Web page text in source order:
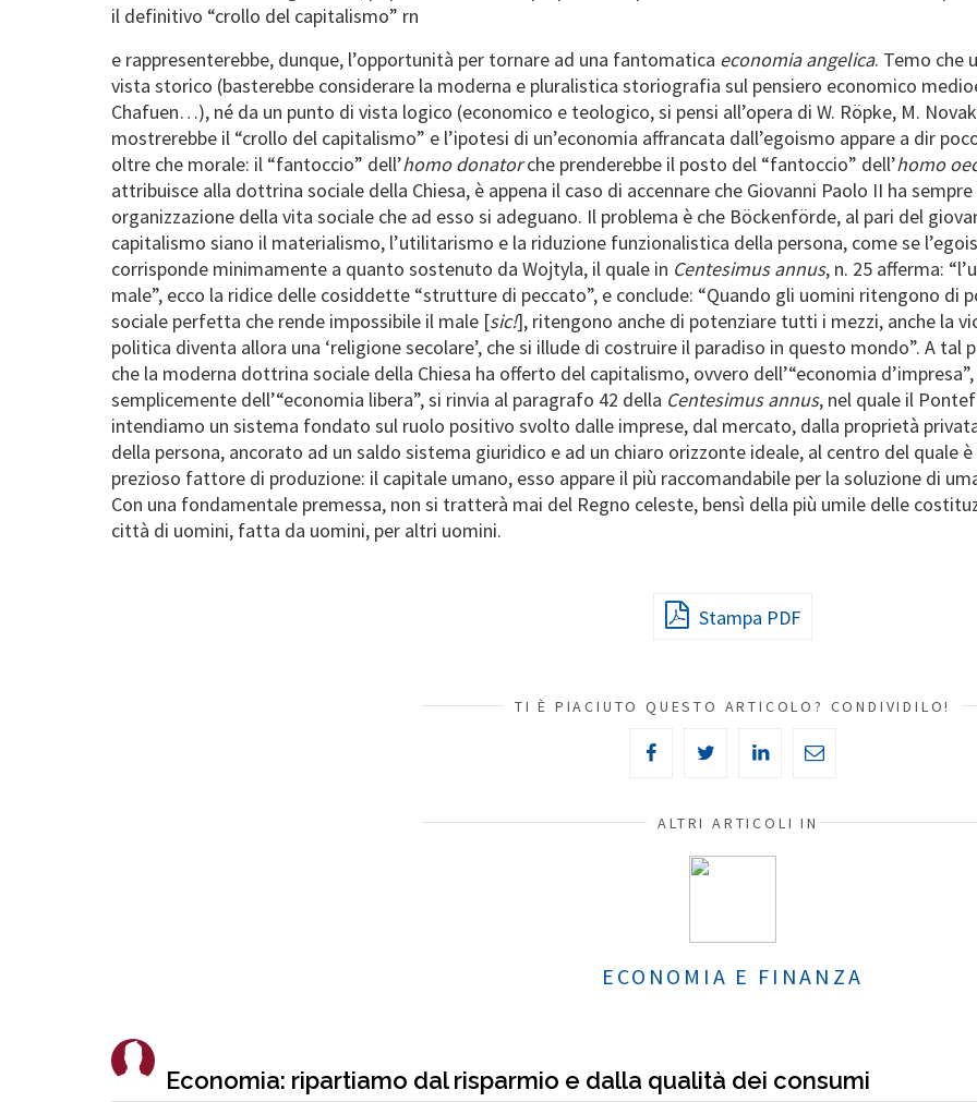
il definitivo “crollo del capitalismo” rn
e rappresenterebbe, dunque, l’opportunità per tornare ad una fantomatica economia angelica. Temo che
vista storico (basterebbe considerare la moderna e pluralistica storiografia sul pensiero economico
Chafuen…), né da un punto di vista logico (economico e teologico, si pensi all’opera di W. Röpke, M.
mostrerebbe il “crollo del capitalismo” e l’ipotesi di un’economia affrancata dall’egoismo appare a dir
oltre che morale: il “fantoccio” dell’homo donatorche prenderebbe il posto del “fantoccio” dell’homo
attribuisce alla dottrina sociale della Chiesa, è appena il caso di accennare che Giovanni Paolo II ha
organizzazione della vita sociale che ad esso si adeguano. Il problema è che Böckenförde, al pari del
capitalismo siano il materialismo, l’utilitarismo e la riduzione funzionalistica della persona, come se
corrisponde minimamente a quanto sostenuto da Wojtyla, il quale in Centesimus annus, n. 25 afferma:
male”, ecco la ridice delle cosiddette “strutture di peccato”, e conclude: “Quando gli uomini ritengono di
sociale perfetta che rende impossibile il male [sic!], ritengono anche di potenziare tutti i mezzi, anche la
politica diventa allora una ‘religione secolare’, che si illude di costruire il paradiso in questo mondo”. A
che la moderna dottrina sociale della Chiesa ha offerto del capitalismo, ovvero dell’“economia
semplicemente dell’“economia libera”, si rinvia al paragrafo 42 della Centesimus annus, nel quale il
intendiamo un sistema fondato sul ruolo positivo svolto dalle imprese, dal mercato, dalla proprietà
della persona, ancorato ad un saldo sistema giuridico e ad un chiaro orizzonte ideale, al centro del quale
prezioso fattore di produzione: il capitale umano, esso appare il più raccomandabile per la soluzione di
Con una fondamentale premessa, non si tratterà mai del Regno celeste, bensì della più umile delle
città di uomini, fatta da uomini, per altri uomini.
Stampa PDF
TI È PIACIUTO QUESTO ARTICOLO? CONDIVIDILO!
ALTRI ARTICOLI IN
ECONOMIA E FINANZA
Economia: ripartiamo dal risparmio e dalla qualità dei consumi